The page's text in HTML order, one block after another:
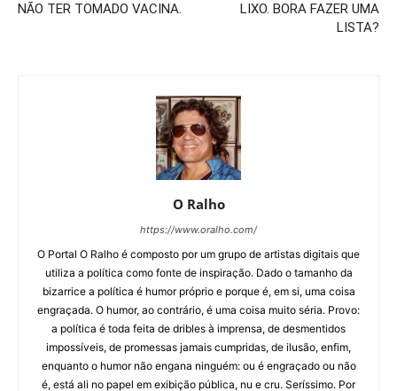
NÃO TER TOMADO VACINA.
LIXO. BORA FAZER UMA
LISTA?
O Ralho
https://www.oralho.com/
O Portal O Ralho é composto por um grupo de artistas digitais que
utiliza a política como fonte de inspiração. Dado o tamanho da
bizarrice a política é humor próprio e porque é, em si, uma coisa
engraçada. O humor, ao contrário, é uma coisa muito séria. Provo:
a política é toda feita de dribles à imprensa, de desmentidos
impossíveis, de promessas jamais cumpridas, de ilusão, enfim,
enquanto o humor não engana ninguém: ou é engraçado ou não
é, está ali no papel em exibição pública, nu e cru. Seríssimo. Por